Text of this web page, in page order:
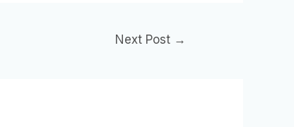
Next Post →